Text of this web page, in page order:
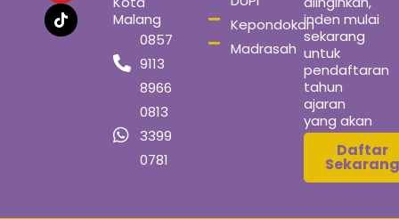
Malang
0857
9113
8966
0813
3399
0781
Kepondokan
Madrasah
inden mulai
sekarang
untuk
pendaftaran
tahun
ajaran
yang akan
datang
Daftar
Sekarang